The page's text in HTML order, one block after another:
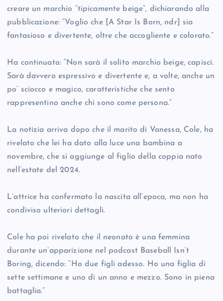
creare un marchio “tipicamente beige”, dichiarando alla
pubblicazione: “Voglio che [A Star Is Born, ndr] sia
fantasioso e divertente, oltre che accogliente e colorato.”
Ha continuato: “Non sarà il solito marchio beige, capisci.
Sarà davvero espressivo e divertente e, a volte, anche un
po’ sciocco e magico, caratteristiche che sento
rappresentino anche chi sono come persona.”
La notizia arriva dopo che il marito di Vanessa, Cole, ha
rivelato che lei ha dato alla luce una bambina a
novembre, che si aggiunge al figlio della coppia nato
nell’estate del 2024.
L’attrice ha confermato la nascita all’epoca, ma non ha
condiviso ulteriori dettagli.
Cole ha poi rivelato che il neonato è una femmina
durante un’apparizione nel podcast Baseball Isn’t
Boring, dicendo: “Ho due figli adesso. Ho una figlia di
sette settimane e uno di un anno e mezzo. Sono in piena
battaglia.”